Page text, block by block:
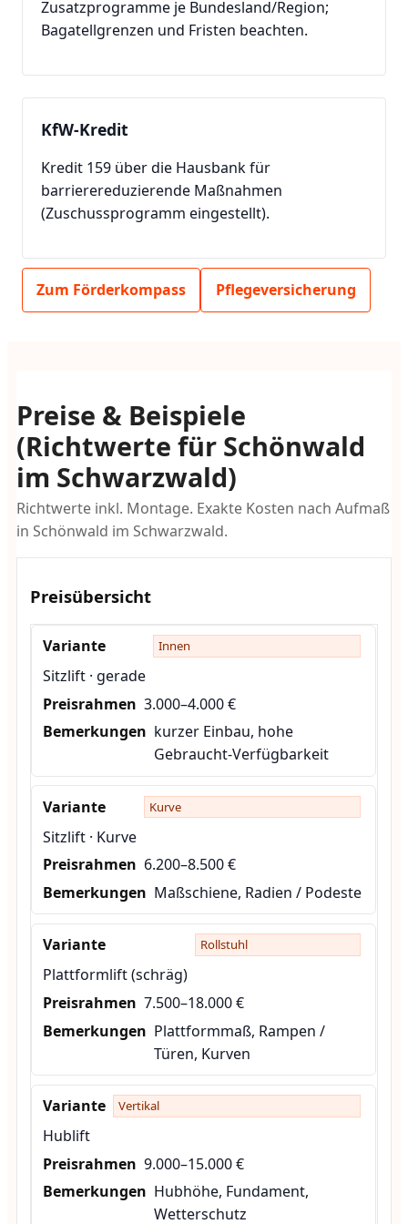
Zusatzprogramme je Bundesland/Region;
Bagatellgrenzen und Fristen beachten.
KfW-Kredit
Kredit 159 über die Hausbank für
barrierereduzierende Maßnahmen
(Zuschussprogramm eingestellt).
Zum Förderkompass Pflegeversicherung
Preise & Beispiele
(Richtwerte für Schönwald
im Schwarzwald)
Richtwerte inkl. Montage. Exakte Kosten nach Aufmaß
in Schönwald im Schwarzwald.
Preisübersicht
Innen
Sitzlift · gerade
3.000–4.000 €
kurzer Einbau, hohe
Gebraucht-Verfügbarkeit
Kurve
Sitzlift · Kurve
6.200–8.500 €
Maßschiene, Radien / Podeste
Rollstuhl
Plattformlift (schräg)
7.500–18.000 €
Plattformmaß, Rampen /
Türen, Kurven
Vertikal
Hublift
9.000–15.000 €
Hubhöhe, Fundament,
Wetterschutz